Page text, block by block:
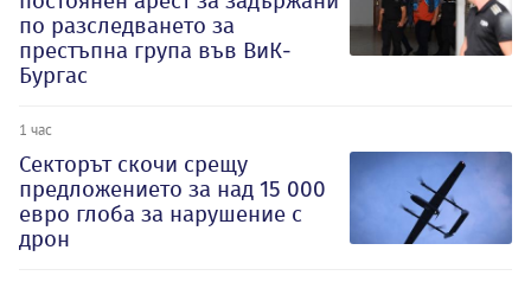
по разследването за
престъпна група във ВиК-
Бургас
1 час
Секторът скочи срещу
предложението за над 15 000
евро глоба за нарушение с
дрон